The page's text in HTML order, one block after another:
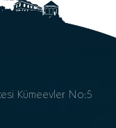
Kümeevler No:5